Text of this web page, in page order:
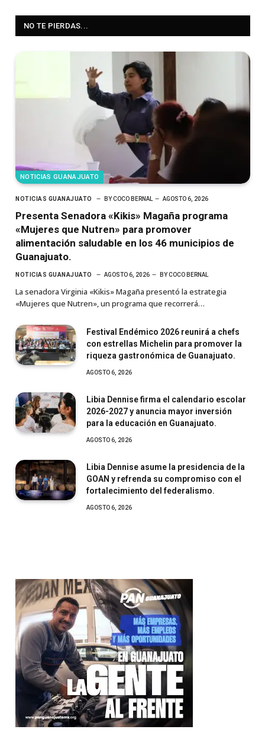
NO TE PIERDAS...
NOTICIAS GUANAJUATO
NOTICIAS GUANAJUATO BY COCO BERNAL AGOSTO 6, 2026
Presenta Senadora «Kikis» Magaña programa
«Mujeres que Nutren» para promover
alimentación saludable en los 46 municipios de
Guanajuato.
NOTICIAS GUANAJUATO AGOSTO 6, 2026 BY COCO BERNAL
La senadora Virginia «Kikis» Magaña presentó la estrategia
«Mujeres que Nutren», un programa que recorrerá…
Festival Endémico 2026 reunirá a chefs
con estrellas Michelin para promover la
riqueza gastronómica de Guanajuato.
AGOSTO 6, 2026
Libia Dennise firma el calendario escolar
2026-2027 y anuncia mayor inversión
para la educación en Guanajuato.
AGOSTO 6, 2026
Libia Dennise asume la presidencia de la
GOAN y refrenda su compromiso con el
fortalecimiento del federalismo.
AGOSTO 6, 2026